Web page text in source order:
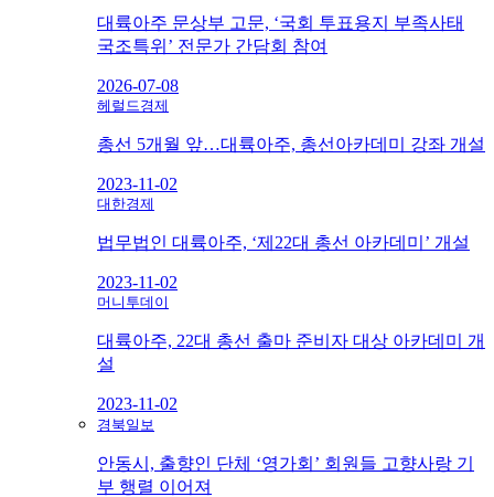
대륙아주 문상부 고문, ‘국회 투표용지 부족사태
국조특위’ 전문가 간담회 참여
2026-07-08
헤럴드경제
총선 5개월 앞…대륙아주, 총선아카데미 강좌 개설
2023-11-02
대한경제
법무법인 대륙아주, ‘제22대 총선 아카데미’ 개설
2023-11-02
머니투데이
대륙아주, 22대 총선 출마 준비자 대상 아카데미 개
설
2023-11-02
경북일보
안동시, 출향인 단체 ‘영가회’ 회원들 고향사랑 기
부 행렬 이어져